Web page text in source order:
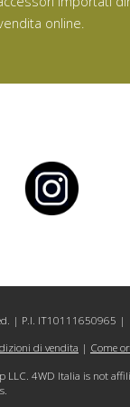
online.
| P.I. IT10111650965 |
di vendita | Come
4WD Italia is not